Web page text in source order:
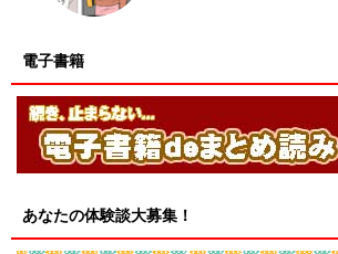
電子書籍
あなたの体験談大募集！